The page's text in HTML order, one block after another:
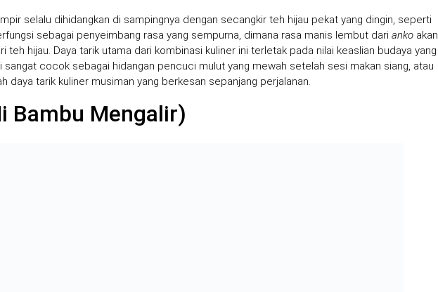
selalu dihidangkan di sampingnya dengan secangkir teh hijau pekat yang dingin, seperti
sebagai penyeimbang rasa yang sempurna, dimana rasa manis lembut dari anko akan
hijau. Daya tarik utama dari kombinasi kuliner ini terletak pada nilai keaslian budaya yang
sangat cocok sebagai hidangan pencuci mulut yang mewah setelah sesi makan siang, atau
daya tarik kuliner musiman yang berkesan sepanjang perjalanan.
Bambu Mengalir)